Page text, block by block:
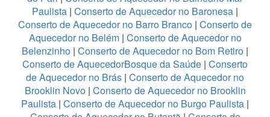
Paulista | Conserto de Aquecedor no Baronesa |
Conserto de Aquecedor no Barro Branco | Conserto de
Aquecedor no Belém| Conserto de Aquecedor no
Belenzinho | Conserto de Aquecedor no Bom Retiro |
Conserto de AquecedorBosque da Saúde | Conserto
de Aquecedor no Brás | Conserto de Aquecedor no
Brooklin Novo| Conserto de Aquecedor no Brooklin
Paulista | Conserto de Aquecedor no Burgo Paulista |